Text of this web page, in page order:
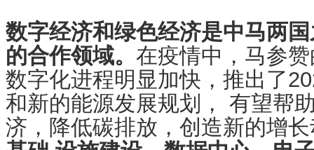
数字经济和绿色经济是中马两
的合作领域。 在疫情中，马参
数字化进程明显加快，推出了
和新的能源发展规划， 有望帮
济，降低碳排放，创造新的增